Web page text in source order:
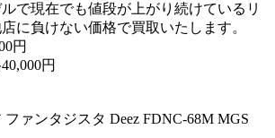
で現在でも値段が上がり続けているリ
に負けない価格で買取いたします。
円
40,000円
ァンタジスタ Deez FDNC-68M MGS